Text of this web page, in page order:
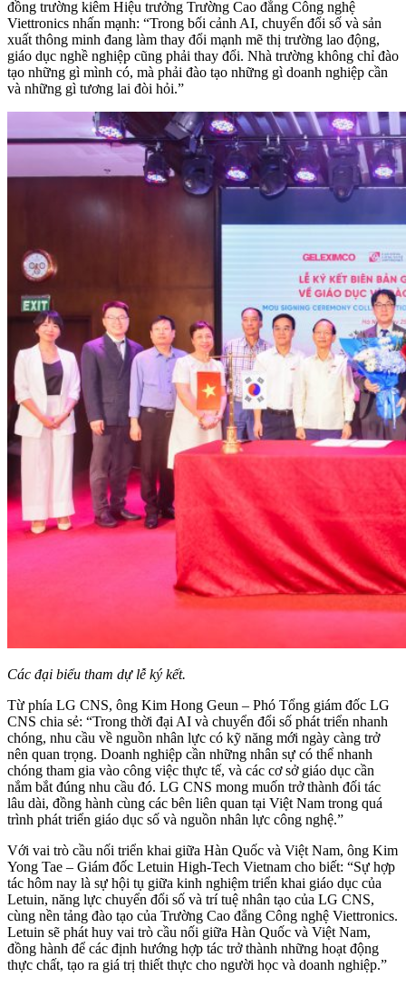
đồng trường kiêm Hiệu trưởng Trường Cao đẳng Công nghệ
Viettronics nhấn mạnh: “Trong bối cảnh AI, chuyển đổi số và sản
xuất thông minh đang làm thay đổi mạnh mẽ thị trường lao động,
giáo dục nghề nghiệp cũng phải thay đổi. Nhà trường không chỉ đào
tạo những gì mình có, mà phải đào tạo những gì doanh nghiệp cần
và những gì tương lai đòi hỏi.”
Các đại biểu tham dự lễ ký kết.
Từ phía LG CNS, ông Kim Hong Geun – Phó Tổng giám đốc LG
CNS chia sẻ: “Trong thời đại AI và chuyển đổi số phát triển nhanh
chóng, nhu cầu về nguồn nhân lực có kỹ năng mới ngày càng trở
nên quan trọng. Doanh nghiệp cần những nhân sự có thể nhanh
chóng tham gia vào công việc thực tế, và các cơ sở giáo dục cần
nắm bắt đúng nhu cầu đó. LG CNS mong muốn trở thành đối tác
lâu dài, đồng hành cùng các bên liên quan tại Việt Nam trong quá
trình phát triển giáo dục số và nguồn nhân lực công nghệ.”
Với vai trò cầu nối triển khai giữa Hàn Quốc và Việt Nam, ông Kim
Yong Tae – Giám đốc Letuin High-Tech Vietnam cho biết: “Sự hợp
tác hôm nay là sự hội tụ giữa kinh nghiệm triển khai giáo dục của
Letuin, năng lực chuyển đổi số và trí tuệ nhân tạo của LG CNS,
cùng nền tảng đào tạo của Trường Cao đẳng Công nghệ Viettronics.
Letuin sẽ phát huy vai trò cầu nối giữa Hàn Quốc và Việt Nam,
đồng hành để các định hướng hợp tác trở thành những hoạt động
thực chất, tạo ra giá trị thiết thực cho người học và doanh nghiệp.”